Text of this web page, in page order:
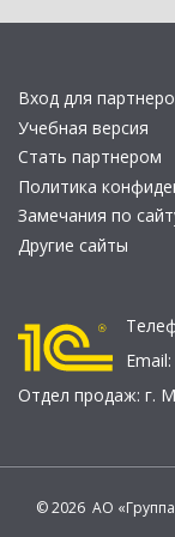
Вход для
Учебная версия
Стать партнером
Политика
Замечания по
Другие сайты
Email:
Отдел продаж: г.
© 2026 АО «Группа